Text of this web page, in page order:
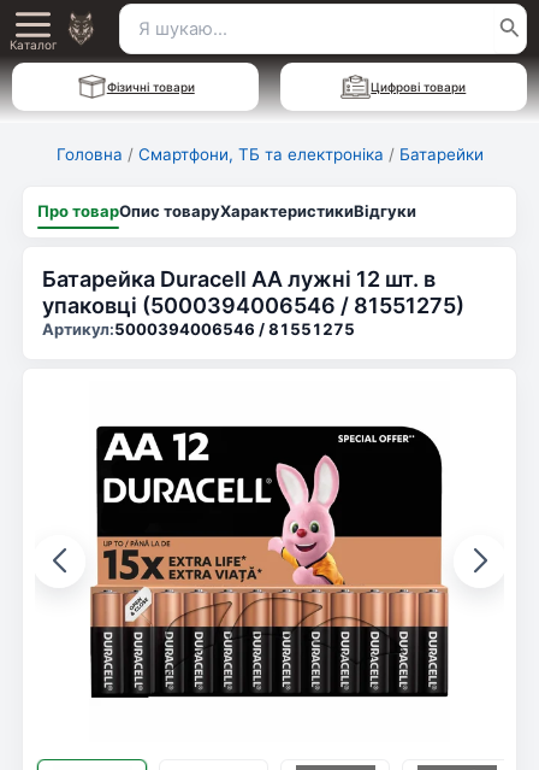
Перейти
до
вмісту
Main
Menu
Каталог
Пошук
для:
Фізичні товари Цифрові товари
Головна / Смартфони, ТБ та електроніка / Батарейки
Про товарОпис товаруХарактеристикиВідгуки
Батарейка Duracell AA лужні 12 шт. в
упаковці (5000394006546 / 81551275)
Артикул:5000394006546 / 81551275